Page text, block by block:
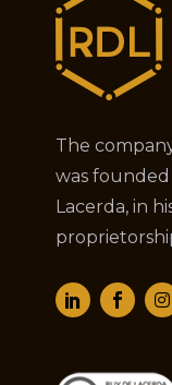
The
was founded
Lacerda, in